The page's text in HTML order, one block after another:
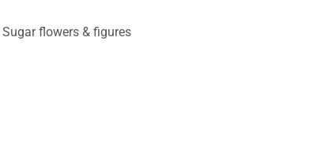
Sugar flowers & figures